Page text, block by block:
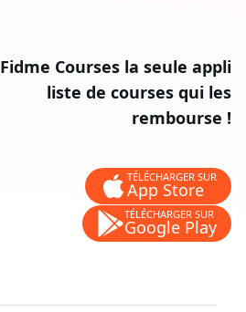
Fidme Courses la seule appli
liste de courses qui les
rembourse !
TÉLÉCHARGER SUR
App Store
TÉLÉCHARGER SUR
Google Play